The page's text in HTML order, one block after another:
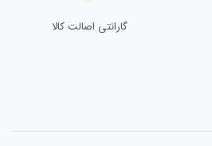
گارانتی اصالت کالا